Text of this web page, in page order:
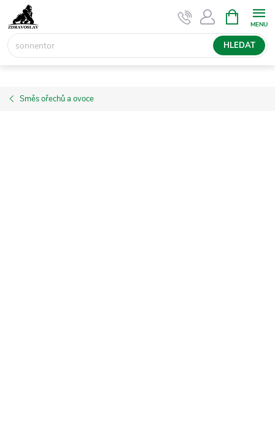
na
obsah
HLEDAT
NÁKUPNÍ
KOŠÍK
Směs ořechů a ovoce